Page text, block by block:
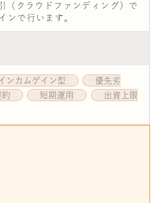
（クラウドファンディング）で
ンで行います。
ンカムゲイン型
優先劣
約 短期運用
出資上限